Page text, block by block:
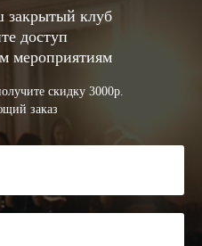
закрытый клуб
доступ
мероприятиям
скидку 3000р.
заказ